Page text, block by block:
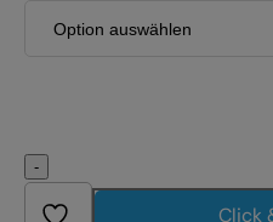
-
Click